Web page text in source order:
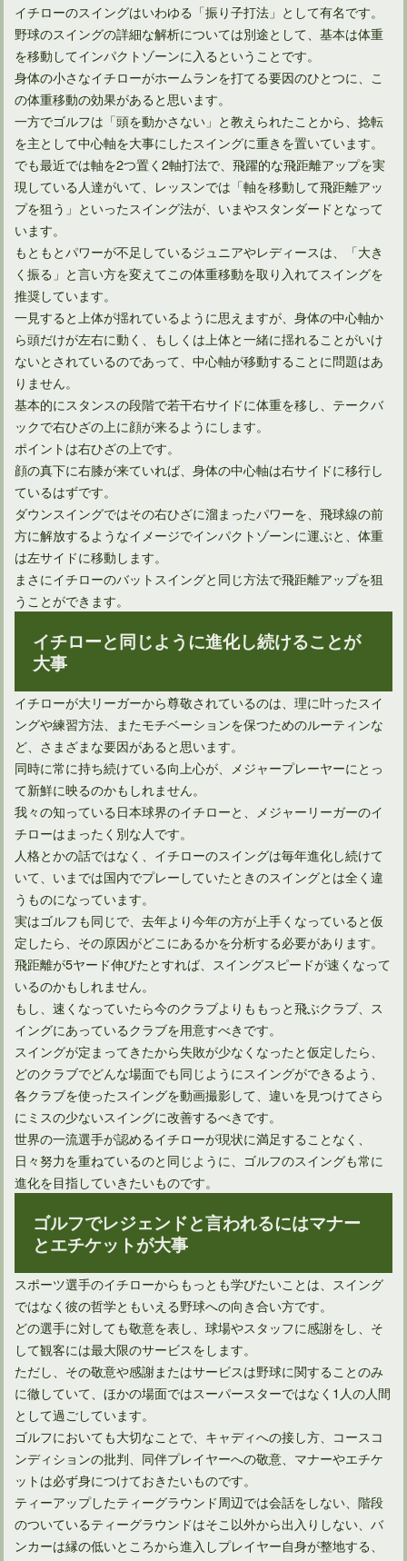
【アプローチ上達法】いろいろな状況のラフからのショット
イチローのスイングはいわゆる「振り子打法」として有名です。
野球のスイングの詳細な解析については別途として、基本は体重
を移動してインパクトゾーンに入るということです。
身体の小さなイチローがホームランを打てる要因のひとつに、こ
の体重移動の効果があると思います。
一方でゴルフは「頭を動かさない」と教えられたことから、捻転
を主として中心軸を大事にしたスイングに重きを置いています。
でも最近では軸を2つ置く2軸打法で、飛躍的な飛距離アップを実
現している人達がいて、レッスンでは「軸を移動して飛距離アッ
プを狙う」といったスイング法が、いまやスタンダードとなって
います。
もともとパワーが不足しているジュニアやレディースは、「大き
く振る」と言い方を変えてこの体重移動を取り入れてスイングを
推奨しています。
一見すると上体が揺れているように思えますが、身体の中心軸か
ら頭だけが左右に動く、もしくは上体と一緒に揺れることがいけ
ないとされているのであって、中心軸が移動することに問題はあ
りません。
基本的にスタンスの段階で若干右サイドに体重を移し、テークバ
ックで右ひざの上に顔が来るようにします。
ポイントは右ひざの上です。
顔の真下に右膝が来ていれば、身体の中心軸は右サイドに移行し
ているはずです。
ダウンスイングではその右ひざに溜まったパワーを、飛球線の前
方に解放するようなイメージでインパクトゾーンに運ぶと、体重
は左サイドに移動します。
まさにイチローのバットスイングと同じ方法で飛距離アップを狙
うことができます。
イチローと同じように進化し続けることが
大事
イチローが大リーガーから尊敬されているのは、理に叶ったスイ
ングや練習方法、またモチベーションを保つためのルーティンな
ど、さまざまな要因があると思います。
同時に常に持ち続けている向上心が、メジャープレーヤーにとっ
て新鮮に映るのかもしれません。
我々の知っている日本球界のイチローと、メジャーリーガーのイ
チローはまったく別な人です。
人格とかの話ではなく、イチローのスイングは毎年進化し続けて
いて、いまでは国内でプレーしていたときのスイングとは全く違
うものになっています。
実はゴルフも同じで、去年より今年の方が上手くなっていると仮
定したら、その原因がどこにあるかを分析する必要があります。
飛距離が5ヤード伸びたとすれば、スイングスピードが速くなって
いるのかもしれません。
もし、速くなっていたら今のクラブよりももっと飛ぶクラブ、ス
イングにあっているクラブを用意すべきです。
スイングが定まってきたから失敗が少なくなったと仮定したら、
どのクラブでどんな場面でも同じようにスイングができるよう、
各クラブを使ったスイングを動画撮影して、違いを見つけてさら
にミスの少ないスイングに改善するべきです。
世界の一流選手が認めるイチローが現状に満足することなく、
日々努力を重ねているのと同じように、ゴルフのスイングも常に
進化を目指していきたいものです。
ゴルフでレジェンドと言われるにはマナー
とエチケットが大事
スポーツ選手のイチローからもっとも学びたいことは、スイング
ではなく彼の哲学ともいえる野球への向き合い方です。
どの選手に対しても敬意を表し、球場やスタッフに感謝をし、そ
して観客には最大限のサービスをします。
ただし、その敬意や感謝またはサービスは野球に関することのみ
に徹していて、ほかの場面ではスーパースターではなく1人の人間
として過ごしています。
ゴルフにおいても大切なことで、キャディへの接し方、コースコ
ンディションの批判、同伴プレイヤーへの敬意、マナーやエチケ
ットは必ず身につけておきたいものです。
ティーアップしたティーグラウンド周辺では会話をしない、階段
のついているティーグラウンドはそこ以外から出入りしない、バ
ンカーは縁の低いところから進入しプレイヤー自身が整地する、